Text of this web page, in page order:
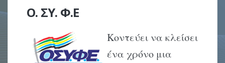
Ο. ΣΥ. Φ.Ε
Kοντεύει να κλείσει
ένα χρόνο μια